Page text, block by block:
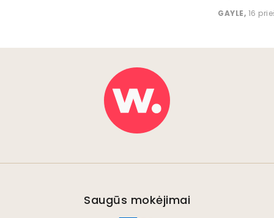
GAYLE, 16
Saugūs mokėjimai